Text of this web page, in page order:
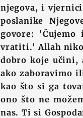
njegova, i
poslanike
govore: 'Čujemo
vratiti.' Allah
dobro koje učini,
ako zaboravimo
kao što si ga
ono što ne
nas. Ti si